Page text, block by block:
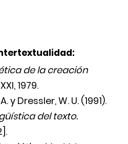
de la creación
XXI, 1979.
y Dressler, W. U. (1991).
del texto.